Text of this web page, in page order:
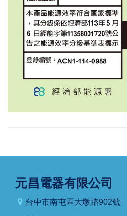
元昌電器有限公司
台中市南屯區大墩路902號